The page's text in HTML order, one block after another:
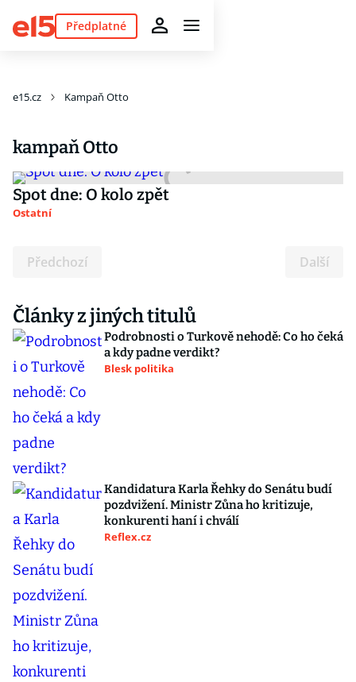
Předplatné
e15.cz Kampaň Otto
kampaň Otto
Spot dne: O kolo zpět
Ostatní
Předchozí Další
Články z jiných titulů
Podrobnosti o Turkově nehodě: Co ho čeká
a kdy padne verdikt?
Blesk politika
Kandidatura Karla Řehky do Senátu budí
pozdvižení. Ministr Zůna ho kritizuje,
konkurenti haní i chválí
Reflex.cz